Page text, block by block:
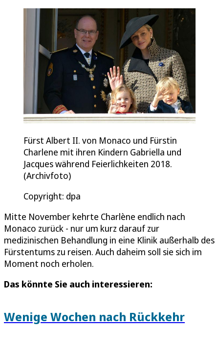
Fürst Albert II. von Monaco und Fürstin
Charlene mit ihren Kindern Gabriella und
Jacques während Feierlichkeiten 2018.
(Archivfoto)
Copyright: dpa
Mitte November kehrte Charlène endlich nach
Monaco zurück - nur um kurz darauf zur
medizinischen Behandlung in eine Klinik außerhalb des
Fürstentums zu reisen. Auch daheim soll sie sich im
Moment noch erholen.
Das könnte Sie auch interessieren:
Wenige Wochen nach Rückkehr